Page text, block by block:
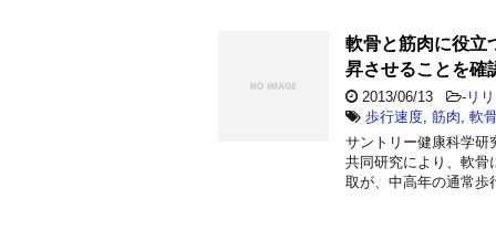
軟骨と筋肉に役立
昇させることを確
2013/06/13 - リ
歩行速度 筋肉 軟
サントリー健康科学研
共同研究により、軟
取が、中高年の通常歩